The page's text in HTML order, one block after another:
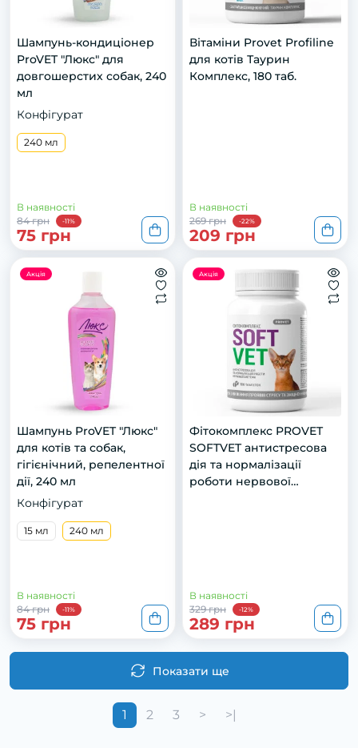
Шампунь-кондиціонер
ProVET "Люкс" для
довгошерстих собак, 240
мл
Конфігурат
240 мл
В наявності
84 грн
-11%
75 грн
Вітаміни Provet Profiline
для котів Таурин
Комплекс, 180 таб.
В наявності
269 грн
-22%
209 грн
Акція
Шампунь ProVET "Люкс"
для котів та собак,
гігієнічний, репелентної
дії, 240 мл
Конфігурат
15 мл 240 мл
В наявності
84 грн
-11%
75 грн
Акція
Фітокомплекс PROVET
SOFTVET антистресова
дія та нормалізації
роботи нервової
В наявності
329 грн
-12%
289 грн
Показати ще
1 2 3 > >|